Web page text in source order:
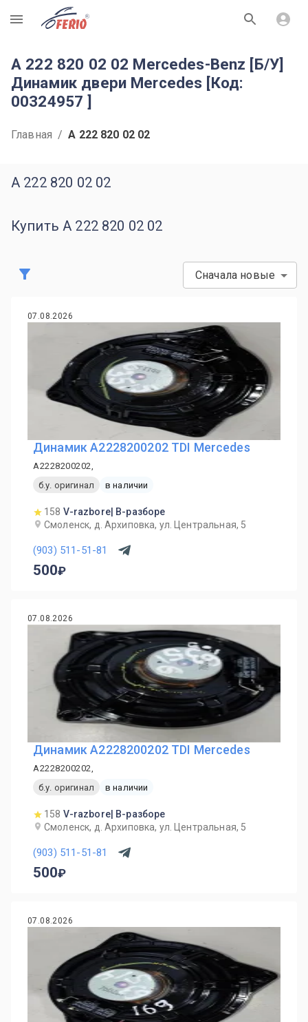
R
A 222 820 02 02 Mercedes-Benz [Б/У]
Динамик двери Mercedes [Код:
00324957 ]
Главная / A 222 820 02 02
A 222 820 02 02
Купить A 222 820 02 02
Сначала новые
07.08.2026
Динамик A2228200202 TDI Mercedes
A2228200202,
б.у. оригинал
в наличии
158 V-razbore| В-разборе
Смоленск, д. Архиповка, ул. Центральная, 5
(903) 511-51-81
500
07.08.2026
Динамик A2228200202 TDI Mercedes
A2228200202,
б.у. оригинал
в наличии
158 V-razbore| В-разборе
Смоленск, д. Архиповка, ул. Центральная, 5
(903) 511-51-81
500
07.08.2026